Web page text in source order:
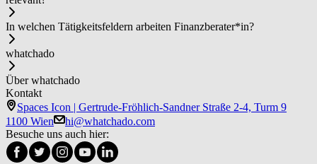
In welchen Tätigkeitsfeldern arbeiten Fi­nanz­be­ra­ter*in?
whatchado
Über whatchado
Kontakt
Spaces Icon | Gertrude-Fröhlich-Sandner Straße 2-4, Turm 9
1100 Wien
hi@whatchado.com
Besuche uns auch hier: